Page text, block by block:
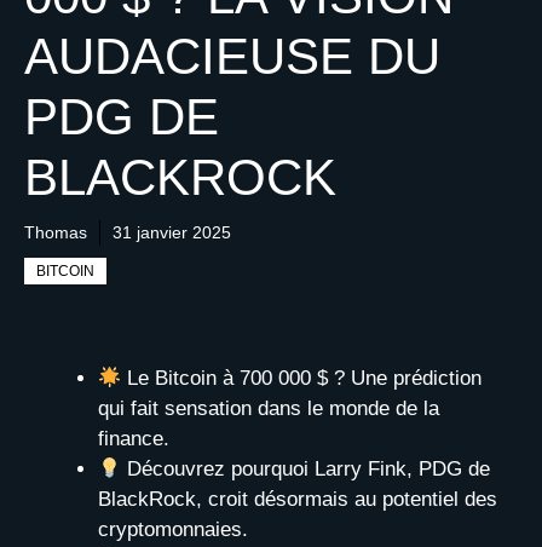
AUDACIEUSE DU
PDG DE
BLACKROCK
Thomas 31 janvier 2025
BITCOIN
Le Bitcoin à 700 000 $ ? Une prédiction
qui fait sensation dans le monde de la
finance.
Découvrez pourquoi Larry Fink, PDG de
BlackRock, croit désormais au potentiel des
cryptomonnaies.